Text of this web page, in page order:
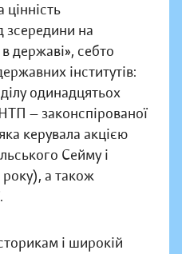
зсередини на
державі», себто
інститутів:
одинадцятьох
— законспірованої
керувала акцією
Сейму і
року), а також
і широкій